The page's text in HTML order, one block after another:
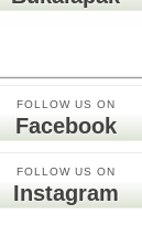
FOLLOW US ON
Facebook
FOLLOW US ON
Instagram